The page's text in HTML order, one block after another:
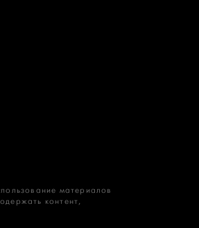
материалов
контент,